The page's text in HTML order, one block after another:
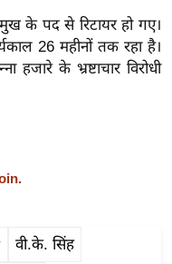
के पद से रिटायर हो गए।
26 महीनों तक रहा है।
हजारे के भ्रष्टाचार विरोधी
वी.के. सिंह